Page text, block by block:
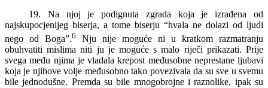
19. Na njoj je podignuta zgrada koja je izrađena od
najskupocjenijeg biserja, a tome biserju “hvala ne dolazi od ljudi
nego od Boga”.6
Nju nije moguće ni u kratkom razmatranju
obuhvatiti mislima niti ju je moguće s malo riječi prikazati. Prije
svega među njima je vladala krepost međusobne neprestane ljubavi
koja je njihove volje međusobno tako povezivala da su sve u svemu
bile jednodušne. Premda su bile mnogobrojne i raznolike, ipak su